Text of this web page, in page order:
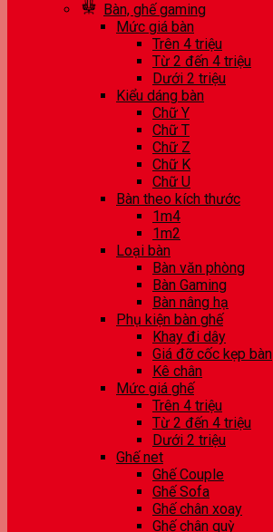
Bàn, ghế gaming
Mức giá bàn
Trên 4 triệu
Từ 2 đến 4 triệu
Dưới 2 triệu
Kiểu dáng bàn
Chữ Y
Chữ T
Chữ Z
Chữ K
Chữ U
Bàn theo kích thước
1m4
1m2
Loại bàn
Bàn văn phòng
Bàn Gaming
Bàn nâng hạ
Phụ kiện bàn ghế
Khay đi dây
Giá đỡ cốc kẹp bàn
Kê chân
Mức giá ghế
Trên 4 triệu
Từ 2 đến 4 triệu
Dưới 2 triệu
Ghế net
Ghế Couple
Ghế Sofa
Ghế chân xoay
Ghế chân quỳ